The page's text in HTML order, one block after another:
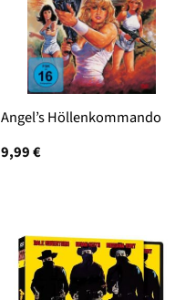
Angel’s Höllenkommando
9,99€